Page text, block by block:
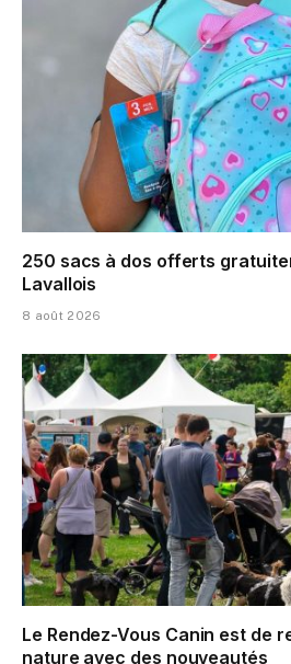
250 sacs à dos offerts
Lavallois
8 août 2026
Le Rendez-Vous Canin est de
nature avec des nouveautés